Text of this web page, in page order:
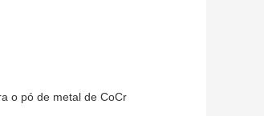
o pó de metal de CoCr